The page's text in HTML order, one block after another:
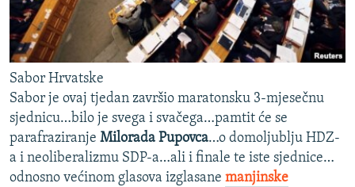
Sabor Hrvatske
Sabor je ovaj tjedan završio maratonsku 3-mjesečnu
sjednicu…bilo je svega i svačega…pamtit će se
parafraziranje Milorada Pupovca…o domoljublju HDZ-
a i neoliberalizmu SDP-a…ali i finale te iste sjednice…
odnosno većinom glasova izglasane manjinske